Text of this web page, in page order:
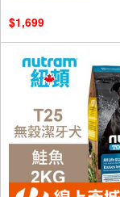
$1,699